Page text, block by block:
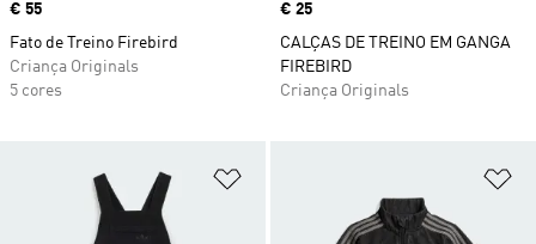
Price
€ 55
Fato de Treino Firebird
Criança Originals
5 cores
Price
€ 25
CALÇAS DE TREINO EM GANGA
FIREBIRD
Criança Originals